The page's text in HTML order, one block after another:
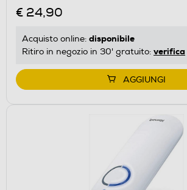
€ 24,90
Acquisto online: disponibile
Ritiro in negozio in 30' gratuito: verifica
AGGIUNGI